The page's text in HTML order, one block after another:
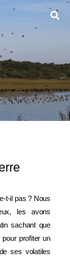
t-il pas ? Nous
les avons
sachant que
profiter un
ses volatiles